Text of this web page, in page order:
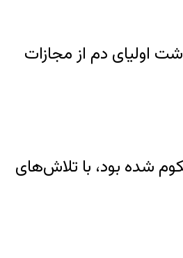
اولیای دم از مجازات
شده بود، با تلاش‌های